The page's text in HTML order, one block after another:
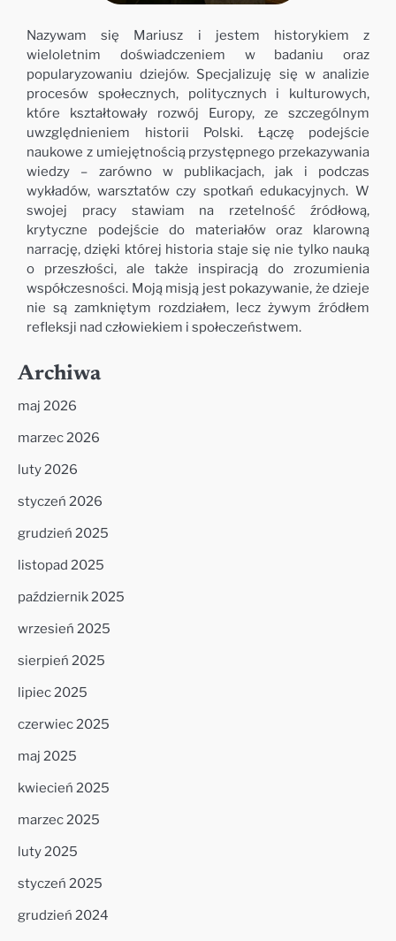
Nazywam się Mariusz i jestem historykiem z
wieloletnim doświadczeniem w badaniu oraz
popularyzowaniu dziejów. Specjalizuję się w analizie
procesów społecznych, politycznych i kulturowych,
które kształtowały rozwój Europy, ze szczególnym
uwzględnieniem historii Polski. Łączę podejście
naukowe z umiejętnością przystępnego przekazywania
wiedzy – zarówno w publikacjach, jak i podczas
wykładów, warsztatów czy spotkań edukacyjnych. W
swojej pracy stawiam na rzetelność źródłową,
krytyczne podejście do materiałów oraz klarowną
narrację, dzięki której historia staje się nie tylko nauką
o przeszłości, ale także inspiracją do zrozumienia
współczesności. Moją misją jest pokazywanie, że dzieje
nie są zamkniętym rozdziałem, lecz żywym źródłem
refleksji nad człowiekiem i społeczeństwem.
Archiwa
maj 2026
marzec 2026
luty 2026
styczeń 2026
grudzień 2025
listopad 2025
październik 2025
wrzesień 2025
sierpień 2025
lipiec 2025
czerwiec 2025
maj 2025
kwiecień 2025
marzec 2025
luty 2025
styczeń 2025
grudzień 2024